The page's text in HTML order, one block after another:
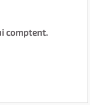
comptent.